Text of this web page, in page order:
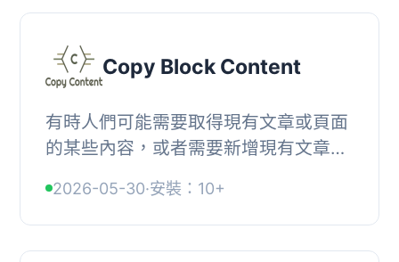
Copy Block Content
有時人們可能需要取得現有文章或頁面
的某些內容，或者需要新增現有文章或
到該文章/頁面，複製其內容並粘貼。只
需安裝此外...
2026-05-30·安裝：10+